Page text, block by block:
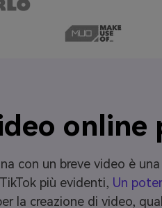
online
con un breve video è
più evidenti, Un
la creazione di video,